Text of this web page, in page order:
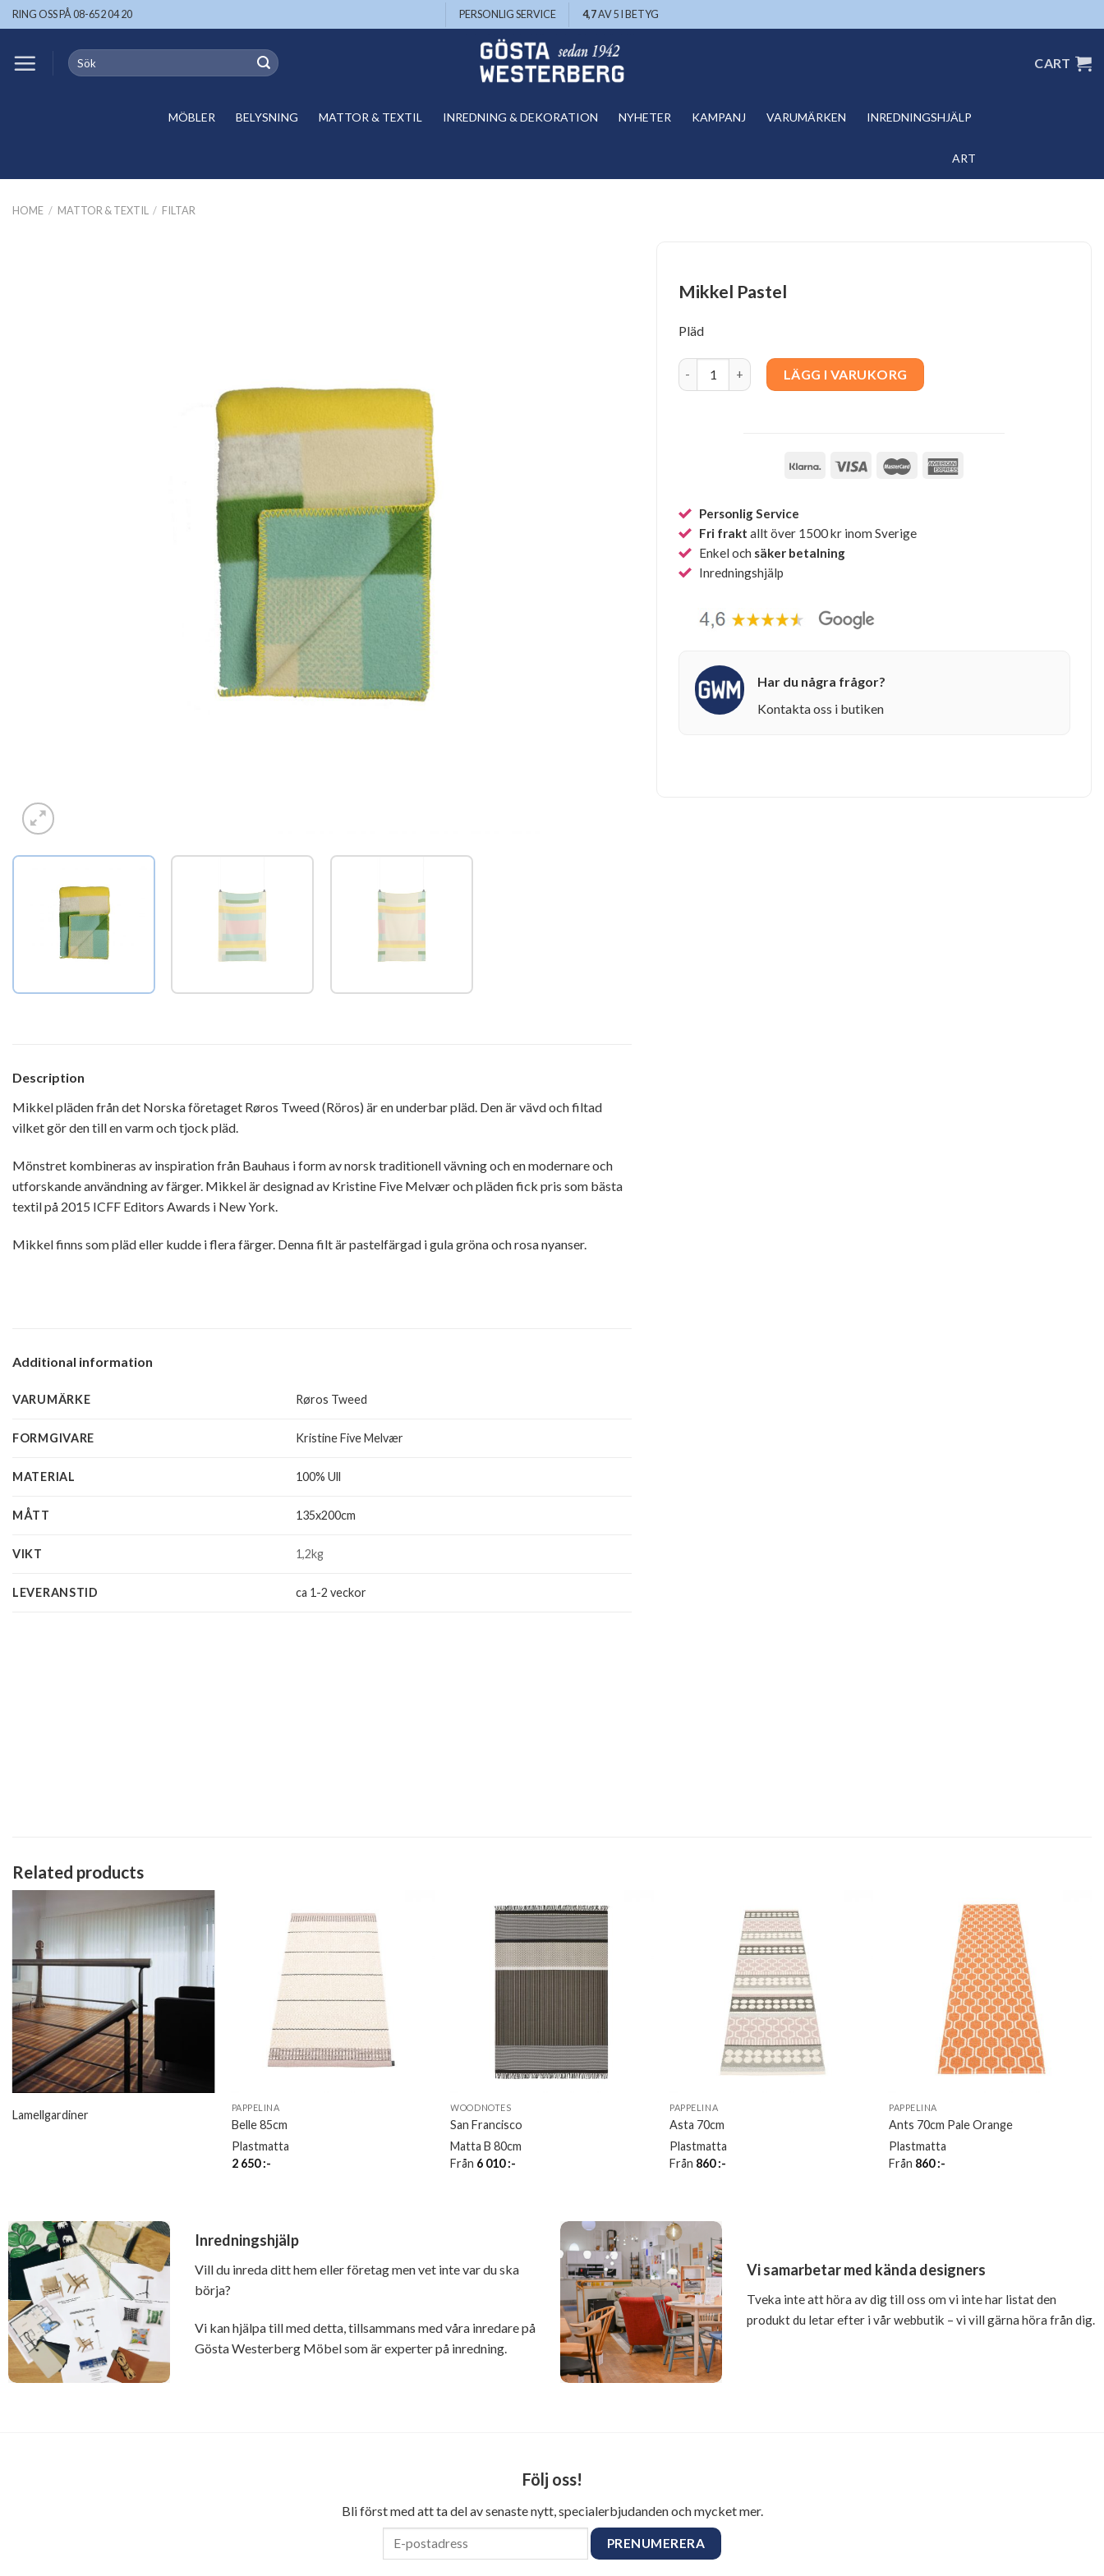
Skip
to
RING OSS PÅ 08-652 04 20 PERSONLIG SERVICE 4,7AV 5 I BETYG
Search
for:
CART
MÖBLER BELYSNING MATTOR & TEXTIL INREDNING & DEKORATION NYHETER KAMPANJ VARUMÄRKEN INREDNINGSHJÄLP
ART
HOME / MATTOR & TEXTIL / FILTAR
Description
Mikkel pläden från det Norska företaget Røros Tweed (Röros) är en underbar pläd. Den är vävd och filtad
vilket gör den till en varm och tjock pläd.
Mönstret kombineras av inspiration från Bauhaus i form av norsk traditionell vävning och en modernare och
utforskande användning av färger. Mikkel är designad av Kristine Five Melvær och pläden fick pris som bästa
textil på 2015 ICFF Editors Awards i New York.
Mikkel finns som pläd eller kudde i flera färger. Denna filt är pastelfärgad i gula gröna och rosa nyanser.
Additional information
VARUMÄRKE Røros Tweed
FORMGIVARE Kristine Five Melvær
MATERIAL 100% Ull
MÅTT 135x200cm
VIKT 1,2kg
LEVERANSTID ca 1-2 veckor
Mikkel Pastel
Pläd
Mikkel Pastel quantityLÄGG I VARUKORG
Personlig Service
Fri frakt allt över 1500 kr inom Sverige
Enkel och säker betalning
Inredningshjälp
Har du några frågor?
Kontakta oss i butiken
Related products
Lamellgardiner
PAPPELINA
Belle 85cm
Plastmatta
2 650:-
WOODNOTES
San Francisco
Matta B 80cm
Från 6 010:-
PAPPELINA
Asta 70cm
Plastmatta
Från 860:-
PAPPELINA
Ants 70cm Pale Orange
Plastmatta
Från 860:-
Inredningshjälp
Vill du inreda ditt hem eller företag men vet inte var du ska
börja?
Vi kan hjälpa till med detta, tillsammans med våra inredare på
Gösta Westerberg Möbel som är experter på inredning.
Vi samarbetar med kända designers
Tveka inte att höra av dig till oss om vi inte har listat den
produkt du letar efter i vår webbutik – vi vill gärna höra från dig.
Följ oss!
Bli först med att ta del av senaste nytt, specialerbjudanden och mycket mer.